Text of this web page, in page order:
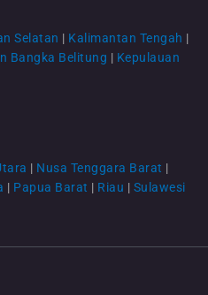
Selatan | Kalimantan Tengah |
Bangka Belitung | Kepulauan
| Nusa Tenggara Barat |
| Papua Barat | Riau | Sulawesi